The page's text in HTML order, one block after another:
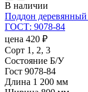
В наличии
Поддон
ГОСТ: 9078-84
цена 420 ₽
Сорт 1, 2, 3
Состояние Б/У
Гост 9078-84
Длина 1 200 мм